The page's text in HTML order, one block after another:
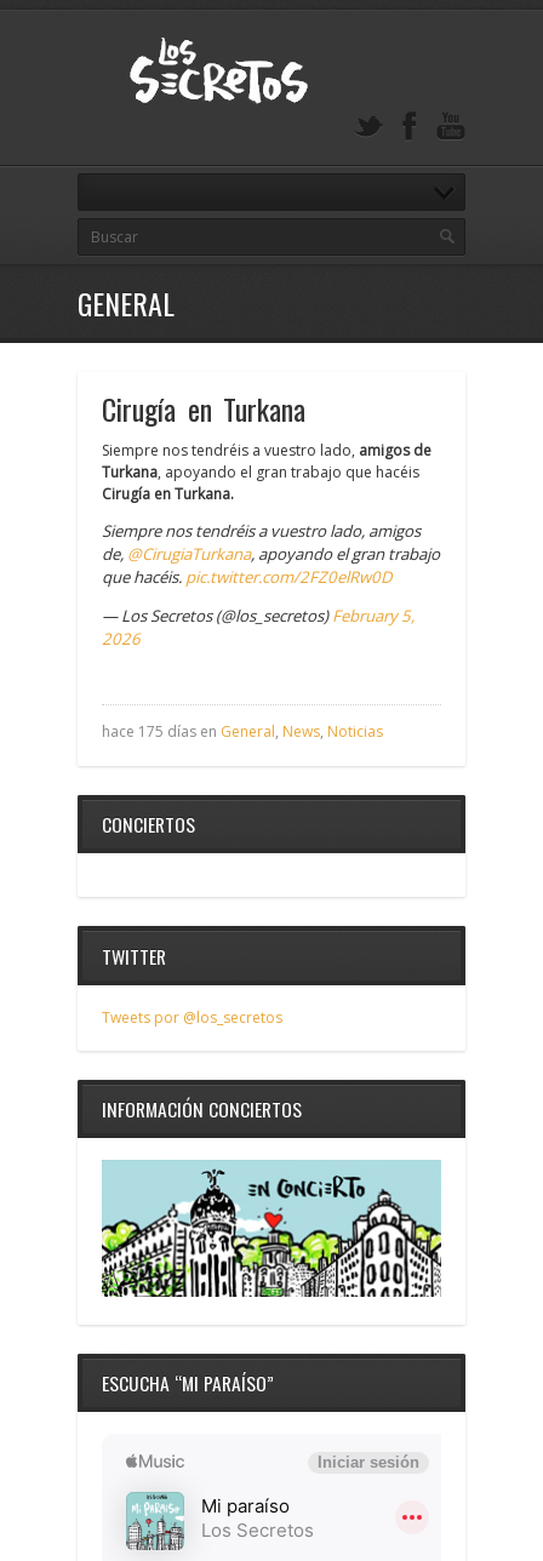
GENERAL
Cirugía en Turkana
Siempre nos tendréis a vuestro lado, amigos de
Turkana, apoyando el gran trabajo que hacéis
Cirugía en Turkana.
Siempre nos tendréis a vuestro lado, amigos
de, @CirugiaTurkana, apoyando el gran trabajo
que hacéis. pic.twitter.com/2FZ0elRw0D
— Los Secretos (@los_secretos)February 5,
2026
hace 175 días en General, News, Noticias
CONCIERTOS
TWITTER
Tweets por @los_secretos
INFORMACIÓN CONCIERTOS
ESCUCHA “MI PARAÍSO”